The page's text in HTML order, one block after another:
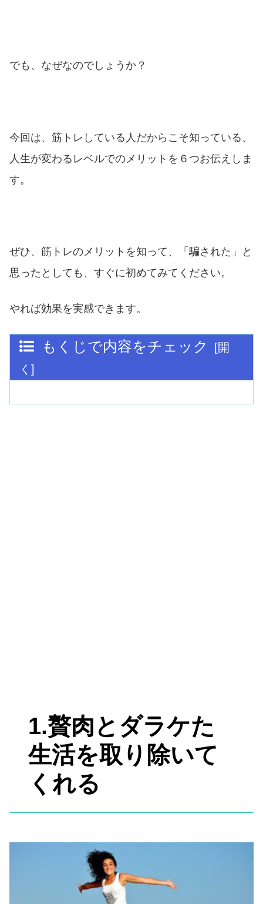
でも、なぜなのでしょうか？
今回は、筋トレしている人だからこそ知っている、
人生が変わるレベルでのメリットを６つお伝えしま
す。
ぜひ、筋トレのメリットを知って、「騙された」と
思ったとしても、すぐに初めてみてください。
やれば効果を実感できます。
もくじで内容をチェック
1.贅肉とダラケた
生活を取り除いて
くれる